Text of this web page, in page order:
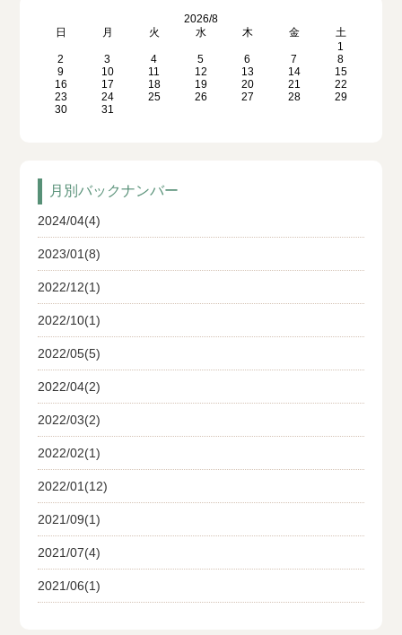
2026/8
日
月 火 水 木 金
土
1
2
3 4 5 6 7
8
9
10 11 12 13 14
15
16
17 18 19 20 21
22
23
24 25 26 27 28
29
30
31
月別バックナンバー
2024/04(4)
2023/01(8)
2022/12(1)
2022/10(1)
2022/05(5)
2022/04(2)
2022/03(2)
2022/02(1)
2022/01(12)
2021/09(1)
2021/07(4)
2021/06(1)